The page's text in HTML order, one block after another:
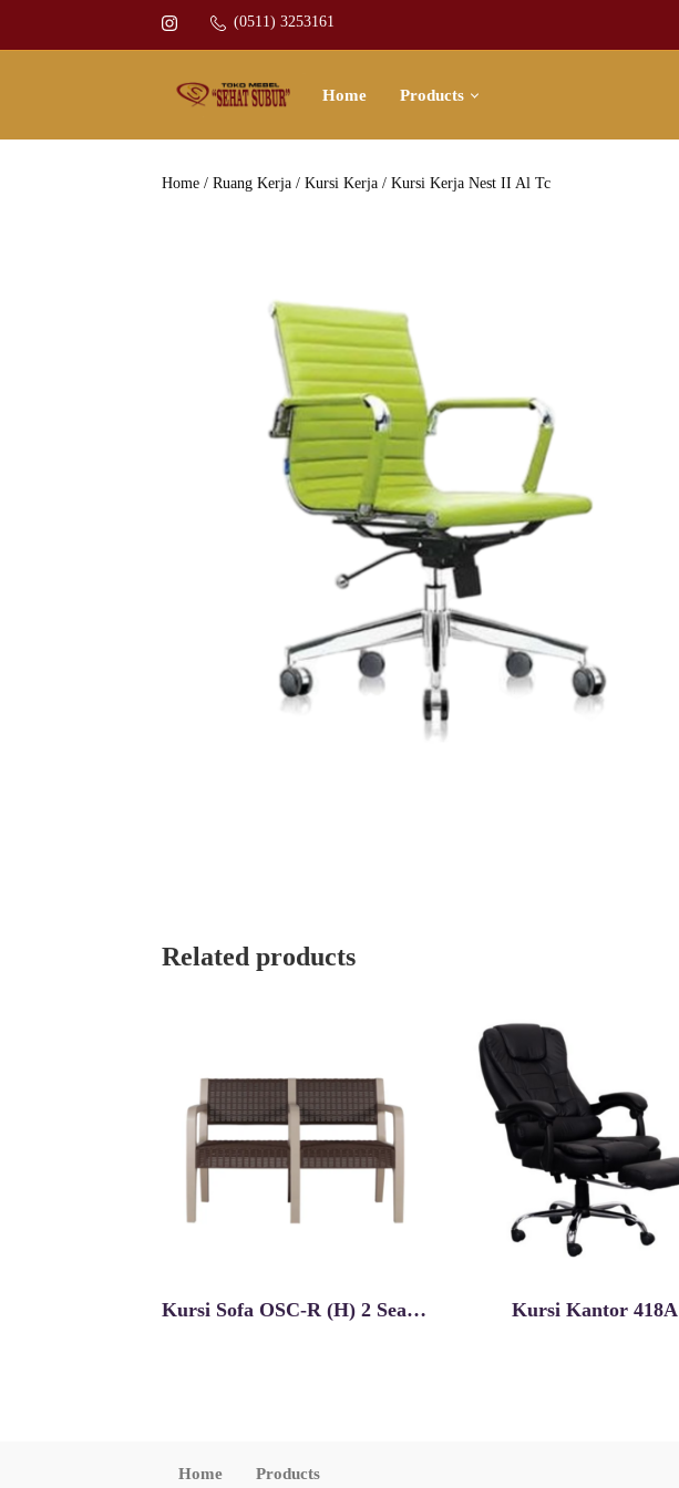
(0511) 3253161
Home Products
Home /Ruang Kerja /Kursi Kerja / Kursi Kerja Nest II Al Tc
Related products
Kursi Sofa OSC-R (H) 2 Seater Kursi Kantor 418A
Home Products